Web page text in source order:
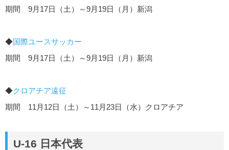
期間 9月17日（土）～9月19日（月）新潟
◆国際ユースサッカー
期間 9月17日（土）～9月19日（月）新潟
◆クロアチア遠征
期間 11月12日（土）～11月23日（水）クロアチア
U-16 日本代表